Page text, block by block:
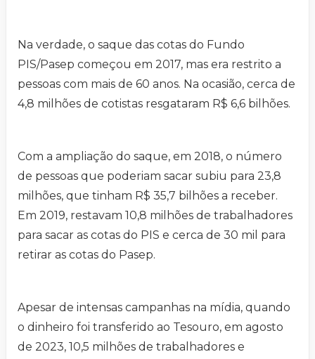
Na verdade, o saque das cotas do Fundo
PIS/Pasep começou em 2017, mas era restrito a
pessoas com mais de 60 anos. Na ocasião, cerca de
4,8 milhões de cotistas resgataram R$ 6,6 bilhões.
Com a ampliação do saque, em 2018, o número
de pessoas que poderiam sacar subiu para 23,8
milhões, que tinham R$ 35,7 bilhões a receber.
Em 2019, restavam 10,8 milhões de trabalhadores
para sacar as cotas do PIS e cerca de 30 mil para
retirar as cotas do Pasep.
Apesar de intensas campanhas na mídia, quando
o dinheiro foi transferido ao Tesouro, em agosto
de 2023, 10,5 milhões de trabalhadores e